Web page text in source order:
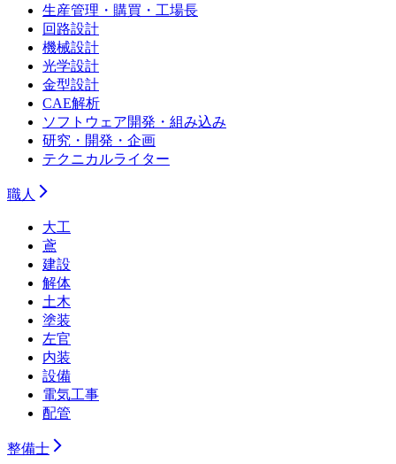
生産管理・購買・工場長
回路設計
機械設計
光学設計
金型設計
CAE解析
ソフトウェア開発・組み込み
研究・開発・企画
テクニカルライター
職人
大工
鳶
建設
解体
土木
塗装
左官
内装
設備
電気工事
配管
整備士